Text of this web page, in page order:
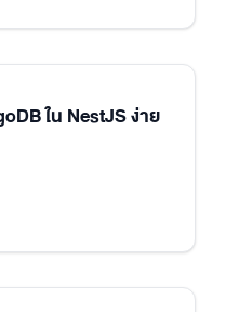
ใน NestJS ง่าย